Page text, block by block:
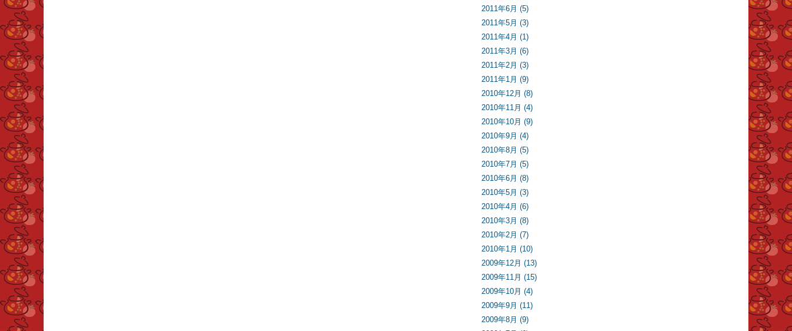
2011年6月 (5)
2011年5月 (3)
2011年4月 (1)
2011年3月 (6)
2011年2月 (3)
2011年1月 (9)
2010年12月 (8)
2010年11月 (4)
2010年10月 (9)
2010年9月 (4)
2010年8月 (5)
2010年7月 (5)
2010年6月 (8)
2010年5月 (3)
2010年4月 (6)
2010年3月 (8)
2010年2月 (7)
2010年1月 (10)
2009年12月 (13)
2009年11月 (15)
2009年10月 (4)
2009年9月 (11)
2009年8月 (9)